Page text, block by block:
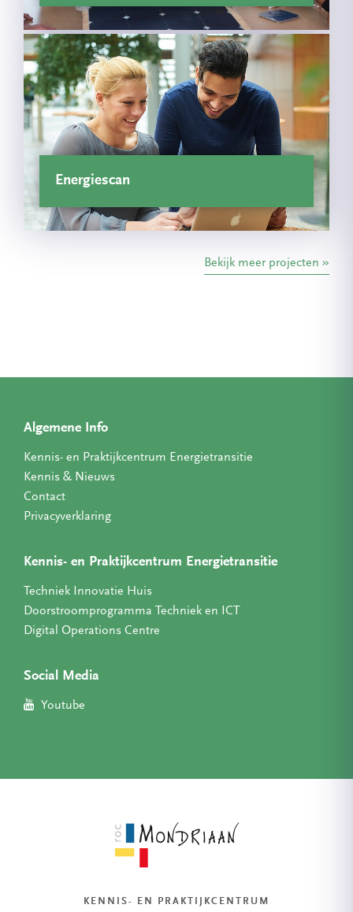
Energiescan
Bekijk meer projecten
Algemene Info
Kennis- en Praktijkcentrum Energietransitie
Kennis & Nieuws
Contact
Privacyverklaring
Kennis- en Praktijkcentrum Energietransitie
Techniek Innovatie Huis
Doorstroomprogramma Techniek en ICT
Digital Operations Centre
Social Media
Youtube
KENNIS- EN PRAKTIJKCENTRUM